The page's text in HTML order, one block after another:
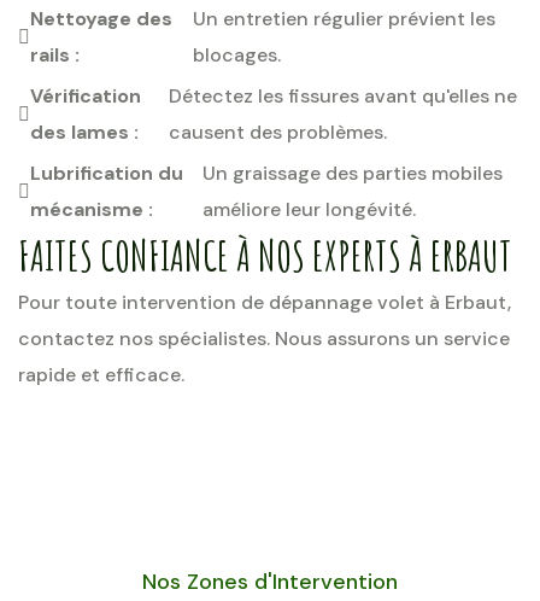
Nettoyage des
rails :
Un entretien régulier prévient les
blocages.
Vérification
des lames :
Détectez les fissures avant qu'elles ne
causent des problèmes.
Lubrification du
mécanisme :
Un graissage des parties mobiles
améliore leur longévité.
FAITES CONFIANCE À NOS EXPERTS À ERBAUT
Pour toute intervention de dépannage volet à Erbaut,
contactez nos spécialistes. Nous assurons un service
rapide et efficace.
Nos Zones d'Intervention